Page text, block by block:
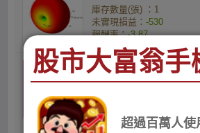
庫存數量(張) ：1
未實現損益： -530
報酬率：-3.87
Lin-wang Lin的小資
22
庫存數量(張) ：1
未實現損益：
報酬率：-4.57
股市大富翁手
超過百萬人使